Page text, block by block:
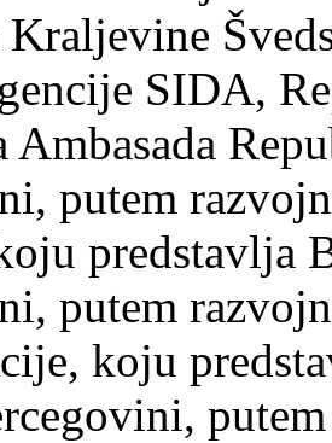
Kraljevine
SIDA,
Ambasada
putem
predstavlja
putem
koju